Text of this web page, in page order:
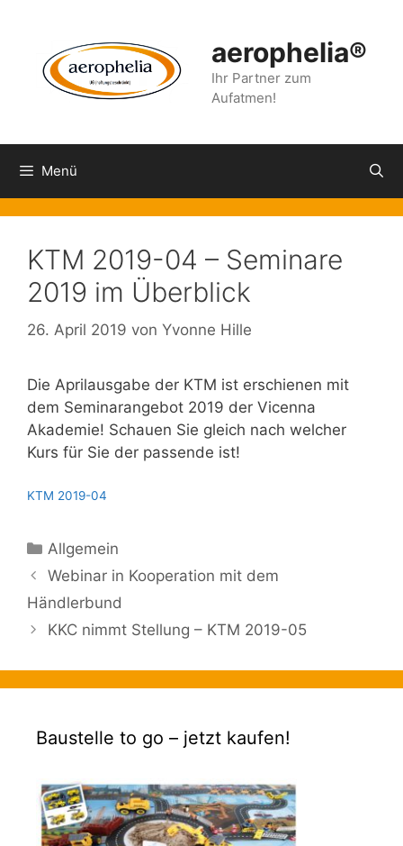
springen
aerophelia®
Ihr Partner zum
Aufatmen!
Menü
KTM 2019-04 – Seminare
2019 im Überblick
26. April 2019 von Yvonne Hille
Die Aprilausgabe der KTM ist erschienen mit
dem Seminarangebot 2019 der Vicenna
Akademie! Schauen Sie gleich nach welcher
Kurs für Sie der passende ist!
KTM 2019-04
Kategorien
Allgemein
Webinar in Kooperation mit dem
Händlerbund
KKC nimmt Stellung – KTM 2019-05
Baustelle to go – jetzt kaufen!